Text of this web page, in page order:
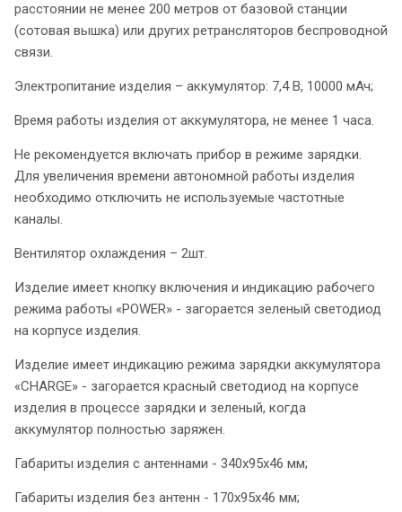
расстоянии не менее 200 метров от базовой станции
(сотовая вышка) или других ретрансляторов беспроводной
связи.
Электропитание изделия – аккумулятор: 7,4 В, 10000 мАч;
Время работы изделия от аккумулятора, не менее 1 часа.
Не рекомендуется включать прибор в режиме зарядки.
Для увеличения времени автономной работы изделия
необходимо отключить не используемые частотные
каналы.
Вентилятор охлаждения – 2шт.
Изделие имеет кнопку включения и индикацию рабочего
режима работы «POWER» - загорается зеленый светодиод
на корпусе изделия.
Изделие имеет индикацию режима зарядки аккумулятора
«CHARGE» - загорается красный светодиод на корпусе
изделия в процессе зарядки и зеленый, когда
аккумулятор полностью заряжен.
Габариты изделия с антеннами - 340x95x46 мм;
Габариты изделия без антенн - 170x95x46 мм;